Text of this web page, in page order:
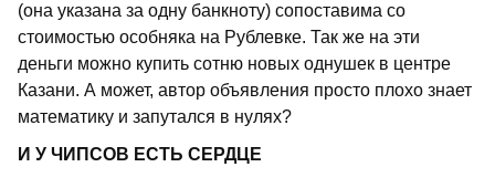
(она указана за одну банкноту) сопоставима со
стоимостью особняка на Рублевке. Так же на эти
деньги можно купить сотню новых однушек в центре
Казани. А может, автор объявления просто плохо знает
математику и запутался в нулях?
И У ЧИПСОВ ЕСТЬ СЕРДЦЕ